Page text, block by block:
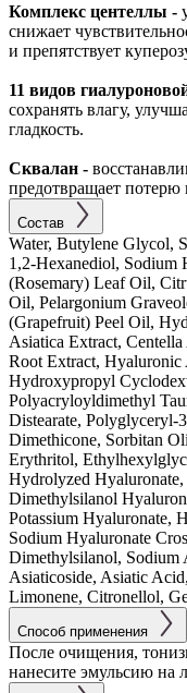
Комплекс центеллы -
снижает
и препятствует
11 видов
сохранять влагу,
гладкость.
Сквалан -
предотвращает потерю
Состав
Water, Butylene Glycol,
1,2-Hexanediol, Sodium
(Rosemary) Leaf Oil,
Oil, Pelargonium
(Grapefruit) Peel Oil,
Asiatica Extract,
Root Extract,
Hydroxypropyl
Polyacryloyldimethyl
Distearate, Polyglyceryl-
Dimethicone, Sorbitan
Erythritol,
Hydrolyzed
Dimethylsilanol
Potassium Hyaluronate,
Sodium Hyaluronate
Dimethylsilanol, Sodium
Asiaticoside, Asiatic
Limonene, Citronellol,
Способ применения
После очищения,
нанесите эмульсию на